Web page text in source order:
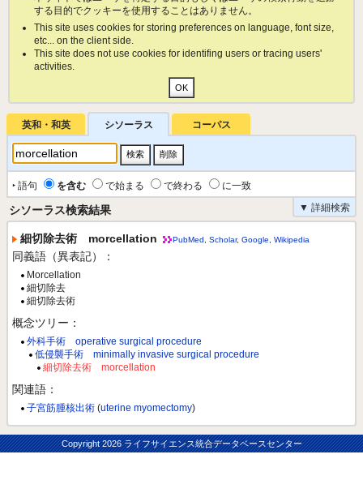
する目的でクッキーを使用することはありません。
This site uses cookies for storing preferences on language, font size,
etc... on the client side.
This site does not use cookies for identifing users or tracing users'
activities.
英和・和英 シソーラス コーパス
‣ 語句 を含む で始まる で終わる
に一致
▼ 詳細検索
シソーラス検索結果
細切除去術 morcellation PubMed Scholar, Google Wikipedia
同義語（異表記）：
Morcellation
細切除去
細切除去術
概念ツリー：
外科手術 operative surgical procedure
低侵襲手術 minimally invasive surgical procedure
細切除去術 morcellation
関連語：
子宮筋腫核出術 (uterine myomectomy)
Copyright2026 ライフサイエンス統合データベースセンター